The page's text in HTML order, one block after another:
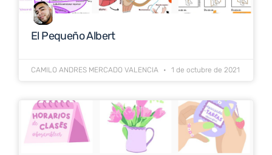
El Pequeño Albert
CAMILO ANDRES MERCADO VALENCIA 1 de octubre de 2021